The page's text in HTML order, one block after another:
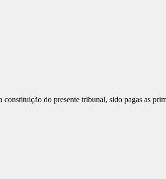
do presente tribunal, sido pagas as